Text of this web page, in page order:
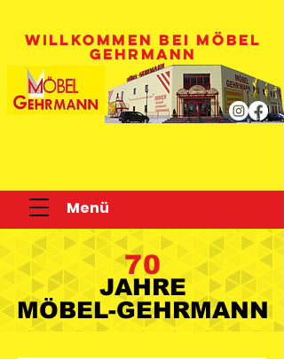
Menü
WILLKOMMEN BEI MÖBEL
GEHRMANN
70
JAHRE
MÖBEL-GEHRMANN
JAHRE
MÖBEL-GEHRMANN